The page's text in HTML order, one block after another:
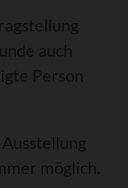
auch
Person
möglich.